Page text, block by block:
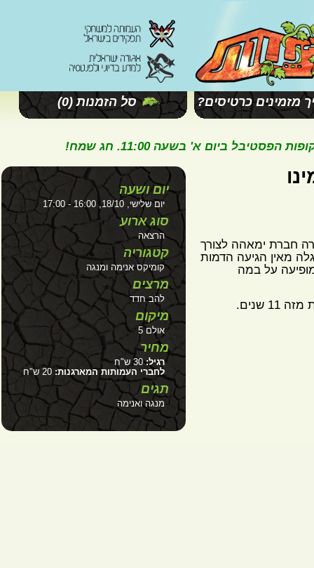
מזמינים כרטיסים? סל הזמנות(0)
ביום א' בשעה 11:00. חג שמח!
חברת ימאהה לצורך
מאין הגיעה הדמות
על במה
יום ושעה
יום שלישי, 18/10, 16:00 - 17:00
סוג ארוע
הרצאה
קטגוריה
קומיקס אנימה ומנגה
מרצים
להב חדד
מיקום
אולם 5
מחיר
רגיל:30 ש"ח
לחברי העמותות המארגנות:20 ש"ח
תגים
מנגה ואנימה